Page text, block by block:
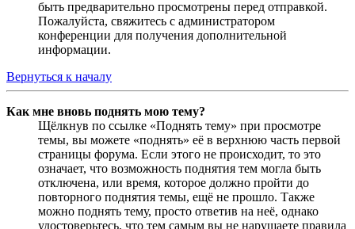
быть предварительно просмотрены перед отправкой.
Пожалуйста, свяжитесь с администратором
конференции для получения дополнительной
информации.
Вернуться к началу
Как мне вновь поднять мою тему?
Щёлкнув по ссылке «Поднять тему» при просмотре
темы, вы можете «поднять» её в верхнюю часть первой
страницы форума. Если этого не происходит, то это
означает, что возможность поднятия тем могла быть
отключена, или время, которое должно пройти до
повторного поднятия темы, ещё не прошло. Также
можно поднять тему, просто ответив на неё, однако
удостоверьтесь, что тем самым вы не нарушаете правила